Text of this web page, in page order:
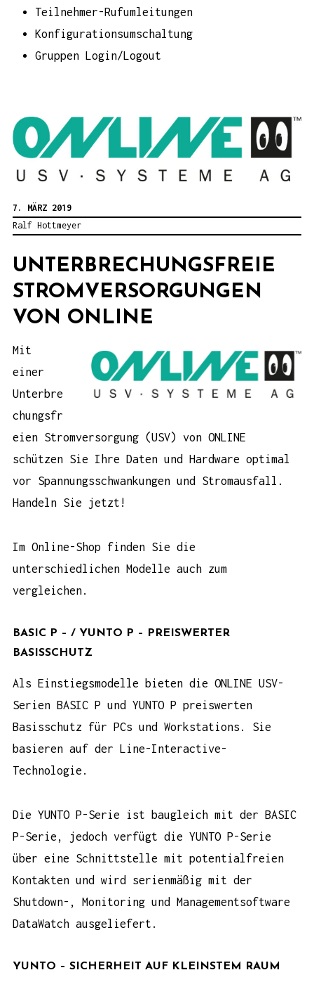
Teilnehmer-Rufumleitungen
Konfigurationsumschaltung
Gruppen Login/Logout
7. MÄRZ 2019
Ralf Hottmeyer
UNTERBRECHUNGSFREIE
STROMVERSORGUNGEN
VON ONLINE
Mit
einer
Unterbre
chungsfr
eien Stromversorgung (USV) von ONLINE
schützen Sie Ihre Daten und Hardware optimal
vor Spannungsschwankungen und Stromausfall.
Handeln Sie jetzt!
Im Online-Shop finden Sie die
unterschiedlichen Modelle auch zum
vergleichen.
BASIC P – / YUNTO P – PREISWERTER
BASISSCHUTZ
Als Einstiegsmodelle bieten die ONLINE USV-
Serien
BASIC P und YUNTO P preiswerten
Basisschutz für PCs und Workstations. Sie
basieren auf der Line-Interactive-
Technologie.
Die YUNTO P-Serie ist baugleich mit der BASIC
P-Serie, jedoch verfügt die YUNTO P-Serie
über eine Schnittstelle mit potentialfreien
Kontakten und wird serienmäßig mit der
Shutdown-, Monitoring und Managementsoftware
DataWatch ausgeliefert.
YUNTO – SICHERHEIT AUF KLEINSTEM RAUM